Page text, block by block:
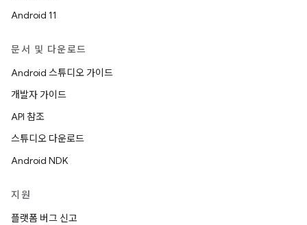
Android 11
문서 및 다운로드
Android 스튜디오 가이드
개발자 가이드
API 참조
스튜디오 다운로드
Android NDK
지원
플랫폼 버그 신고